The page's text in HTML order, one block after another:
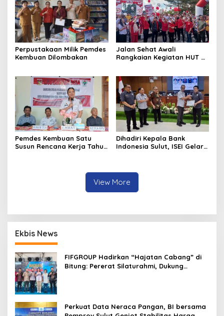
Perpustakaan Milik Pemdes
Kembuan Dilombakan
Jalan Sehat Awali
Rangkaian Kegiatan HUT RI
Pemdes Kembuan Satu
Susun Rencana Kerja Tahun
Dihadiri Kepala Bank
Indonesia Sulut, ISEI Gelar
View More
Ekbis News
FIFGROUP Hadirkan “Hajatan Cabang” di
Bitung: Pererat Silaturahmi, Dukung
Perkuat Data Neraca Pangan, BI bersama